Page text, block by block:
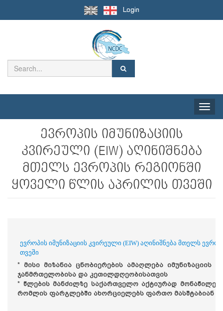
Login
Toggle
ევროპის იმუნიზაციის
კვირეული (EIW) აღინიშნება
მთელს ევროპის რეგიონში
ყოველი წლის აპრილის თვეში
ევროპის იმუნიზაციის კვირეული (EIW) აღინიშნება მთელს
თვეში
* მისი მიზანია ცნობიერების ამაღლება
ჯანმრთელობისა და კეთილდღეობისათვის
* წლების მანძილზე საქართველო აქტიურად
რომლის ფარგლებში ახორციელებს ფართო მასშტაბიან